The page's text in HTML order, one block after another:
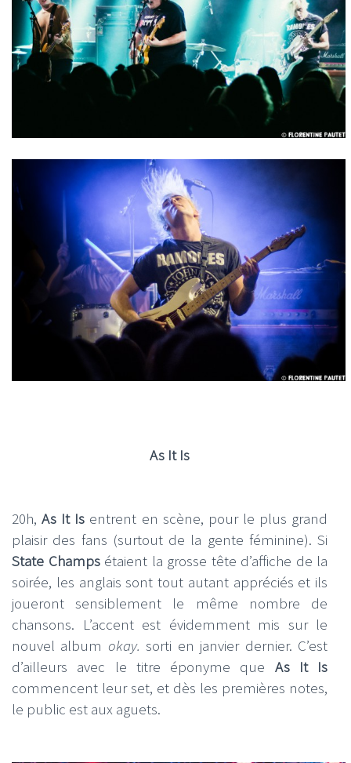
As It Is
20h,As It Is entrent en scène, pour le plus grand
plaisir des fans (surtout de la gente féminine). Si
State Champsétaient la grosse tête d’affiche de la
soirée, les anglais sont tout autant appréciés et ils
joueront sensiblement le même nombre de
chansons. L’accent est évidemment mis sur le
nouvel album okay. sorti en janvier dernier. C’est
d’ailleurs avec le titre éponyme que As It Is
commencent leur set, et dès les premières notes,
le public est aux aguets.